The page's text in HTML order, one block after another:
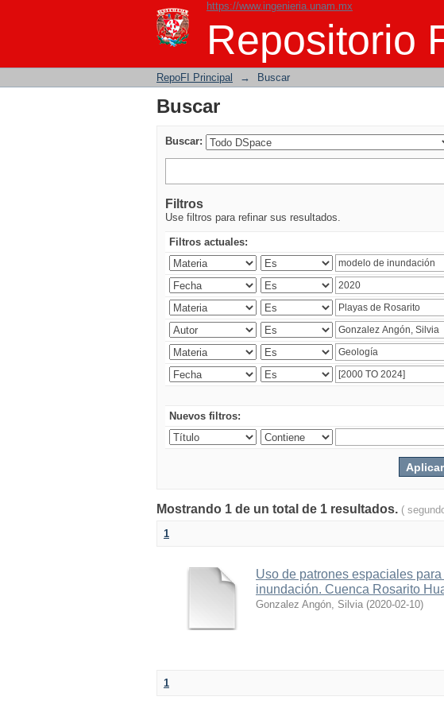
https://www.ingenieria.unam.mx
Repositorio
Buscar
RepoFI Principal → Buscar
Buscar
Buscar:
Filtros
Use filtros para refinar sus resultados.
Filtros actuales:
Nuevos filtros:
Mostrando 1 de un total de 1 resultados. (
1
Uso de patrones espaciales
inundación. Cuenca Rosarito
Gonzalez Angón, Silvia (2020-02-10)
1